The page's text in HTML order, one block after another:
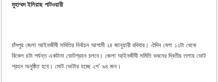
মুহাম্মদ ইলিয়াছ পাটওয়ারী
চাঁদপুর জেলা আইনজীবী সমিতির নির্বাচন আগামী ২৪ জানুয়ারী রবিবার। ঐদিন বেলা ১২টা থেকে
বিকেল ৪টা পর্যন্ত একটানা ভোটগ্রহন চলবে। জেলা আইনজীবী সমিতি ভবনের দ্বিতীয় তলায় ভোট
গ্রহন অনুষ্ঠিত হবে। মোট ভোটার হচ্ছে ২শ’ ৯৪ জন।